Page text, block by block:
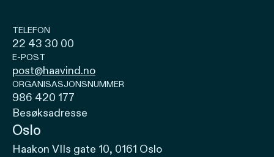
TELEFON
22 43 30 00
E-POST
post@haavind.no
ORGANISASJONSNUMMER
986 420 177
Besøksadresse
Oslo
Haakon VIIs gate 10, 0161 Oslo